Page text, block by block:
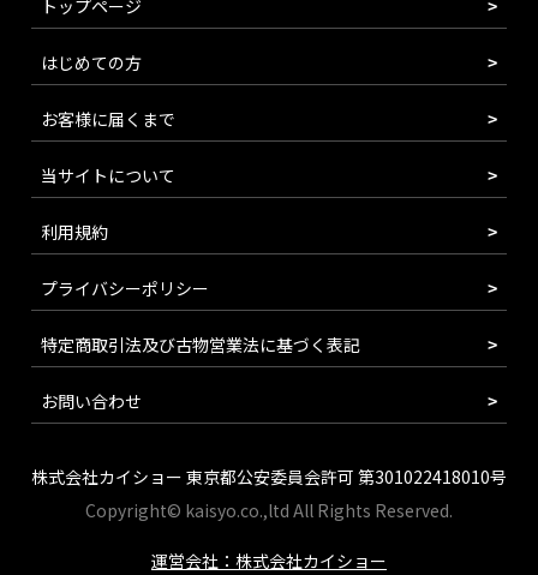
トップページ
はじめての方
お客様に届くまで
当サイトについて
利用規約
プライバシーポリシー
特定商取引法及び古物営業法に基づく表記
お問い合わせ
株式会社カイショー 東京都公安委員会許可 第301022418010号
Copyright© kaisyo.co.,ltd All Rights Reserved.
運営会社：株式会社カイショー